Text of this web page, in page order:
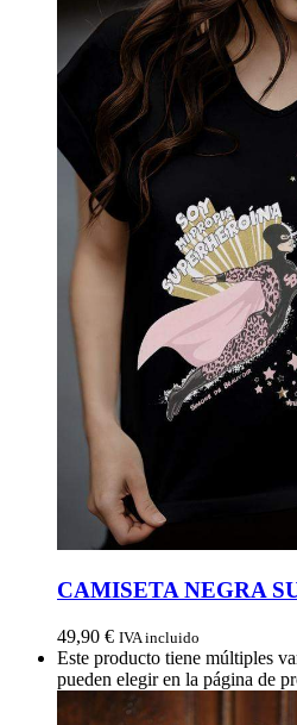
CAMISETA NEGRA
49,90 € IVA incluido
Este producto tiene múltiples
pueden elegir en la página de